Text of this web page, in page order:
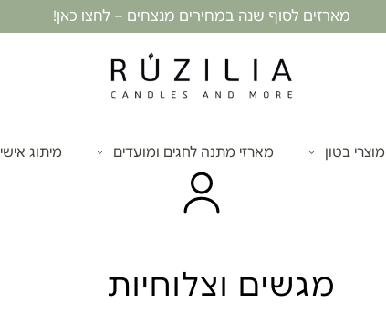
מארזים לסוף שנה במחירים מנצחים – לחצו כאן!
מוצרי בטון מארזי מתנה לחגים ומועדים מיתוג אישי
מגשים וצלוחיות